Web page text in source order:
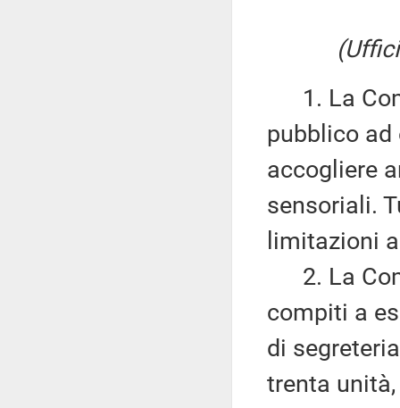
1. La
pubblico
accogliere
sensoriali.
limitazioni
2. La
compiti a
di
trenta